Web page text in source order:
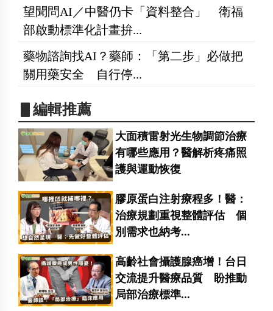
望聞問AI／中醫仍卡「資料整合」 衛福
部啟動標準化計畫拚...
藥物諮詢找AI？藥師：「第二步」必做把
關用藥安全 自行停...
▋編輯推薦
大面積雷射光生物調節治療
有哪些應用？醫解析疼痛照
護與運動恢復
膠原蛋白注射療程多！醫：
治療規劃重視整體評估 個
別需求也納考...
高齡社會攝護腺癌增！台日
交流提升醫療品質 盼推動
局部治療標準...